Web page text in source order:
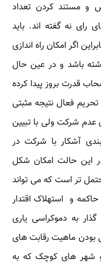
و مستند کردن تعداد
نه گفته اند. باید
اگر امکان راه اندازی
باشد و در عین حال
قدرت بروز پیدا کرده
فعال نتیجه مثبتی
عدم شرکت ولی با تبیین
آشکار با شرکت در
این حالت امکان شکل
تر است که می تواند
و استهلاک اقتدار
به دموکراسی یاری
بودن ماهیت رقابت های
و شهر های کوچک که به